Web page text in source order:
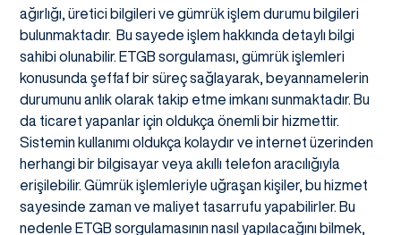
ağırlığı, üretici bilgileri ve gümrük işlem durumu bilgileri
bulunmaktadır. Bu sayede işlem hakkında detaylı bilgi
sahibi olunabilir. ETGB sorgulaması, gümrük işlemleri
konusunda şeffaf bir süreç sağlayarak, beyannamelerin
durumunu anlık olarak takip etme imkanı sunmaktadır. Bu
da ticaret yapanlar için oldukça önemli bir hizmettir.
Sistemin kullanımı oldukça kolaydır ve internet üzerinden
herhangi bir bilgisayar veya akıllı telefon aracılığıyla
erişilebilir. Gümrük işlemleriyle uğraşan kişiler, bu hizmet
sayesinde zaman ve maliyet tasarrufu yapabilirler. Bu
nedenle ETGB sorgulamasının nasıl yapılacağını bilmek,